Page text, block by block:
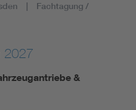
Fachtagung /
2027
&